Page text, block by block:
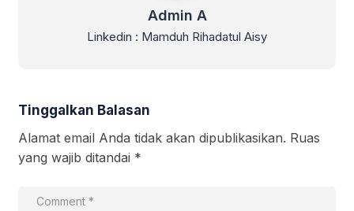
Admin A
Linkedin : Mamduh Rihadatul Aisy
Tinggalkan Balasan
Alamat email Anda tidak akan dipublikasikan. Ruas
yang wajib ditandai *